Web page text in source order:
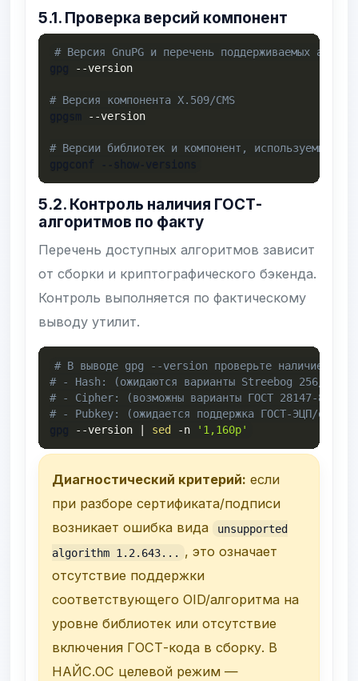
5.1. Проверка версий компонент
# Версия GnuPG и перечень поддерживаемых
--version
# Версия компонента X.509/CMS
--version
# Версии библиотек и компонент, используемых
5.2. Контроль наличия ГОСТ-
алгоритмов по факту
Перечень доступных алгоритмов зависит
от сборки и криптографического бэкенда.
Контроль выполняется по фактическому
выводу утилит.
# В выводе gpg --version проверьте наличие
# - Hash: (ожидаются варианты Streebog 256/512,
# - Cipher: (возможны варианты ГОСТ 28147-89,
# - Pubkey: (ожидается поддержка ГОСТ-ЭЦП/
--version sed -n '1,160p'
Диагностический критерий: если
при разборе сертификата/подписи
возникает ошибка вида
unsupported
algorithm 1.2.643...
, это означает
отсутствие поддержки
соответствующего OID/алгоритма на
уровне библиотек или отсутствие
включения ГОСТ-кода в сборку. В
НАЙС.ОС целевой режим —